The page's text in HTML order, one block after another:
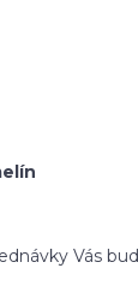
Vás